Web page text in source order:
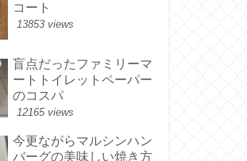
コート
13853 views
盲点だったファミリーマ
ートトイレットペーパー
のコスパ
12165 views
今更ながらマルシンハン
バーグの美味しい焼き方